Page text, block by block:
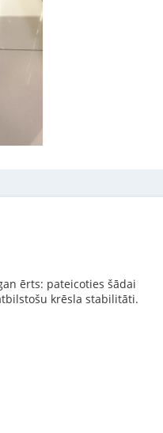
ērts: pateicoties šādai
krēsla stabilitāti.